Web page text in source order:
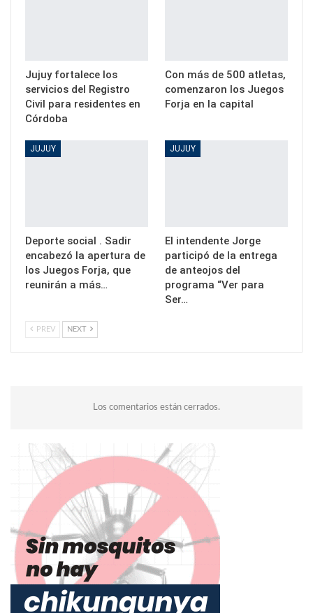
Jujuy fortalece los
servicios del Registro
Civil para residentes en
Córdoba
Con más de 500 atletas,
comenzaron los Juegos
Forja en la capital
JUJUY
Deporte social . Sadir
encabezó la apertura de
los Juegos Forja, que
reunirán a más…
JUJUY
El intendente Jorge
participó de la entrega
de anteojos del
programa “Ver para
Ser…
PREV NEXT
Los comentarios están cerrados.